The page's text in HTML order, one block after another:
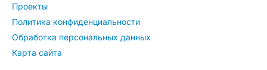
Проекты
Политика конфиденциальности
Обработка персональных данных
Карта сайта